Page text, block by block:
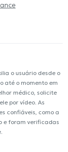
o usuário desde o
até o momento em
médico, solicite
por vídeo. As
confiáveis, como a
e foram verificadas